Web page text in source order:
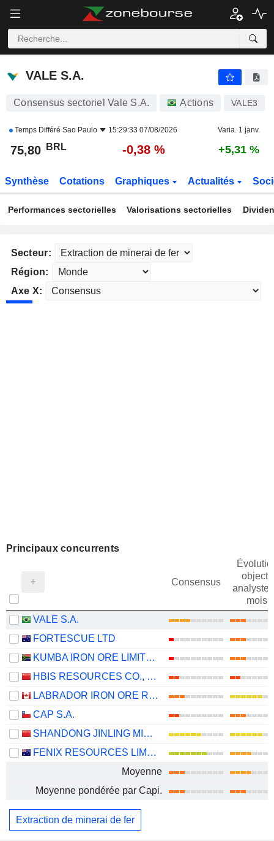
VALE S.A.
VALE S.A.
Consensus sectoriel Vale S.A. Actions VALE3
Temps Différé Sao Paulo 15:29:33 07/08/2026 Varia. 1 janv.
75,80 BRL -0,38 % +5,31 %
Synthèse Cotations Graphiques Actualités
Performances sectorielles Valorisations sectorielles
Secteur:
Région:
Axe X:
Principaux concurrents
Consensus
objectif
mois
VALE S.A.
FORTESCUE LTD
KUMBA IRON ORE LIMITED
HBIS RESOURCES CO., LTD.
LABRADOR IRON ORE ROYALTY CORPORATION
CAP S.A.
SHANDONG JINLING MINING CO., LTD.
FENIX RESOURCES LIMITED
Moyenne
Moyenne pondérée par Capi.
Extraction de minerai de fer